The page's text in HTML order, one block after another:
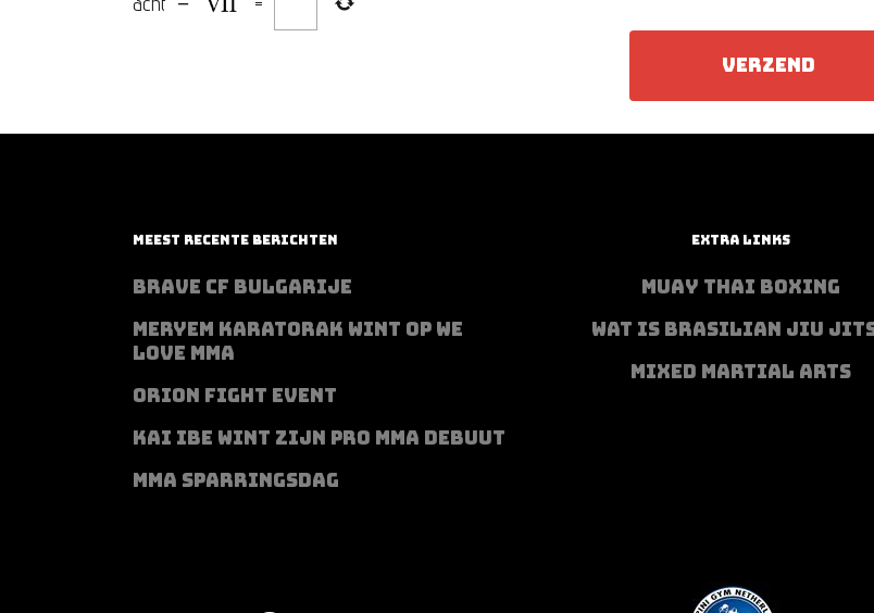
MEEST RECENTE BERICHTEN
BRAVE CF BULGARIJE
MERYEM KARATORAK WINT OP WE
LOVE MMA
ORION FIGHT EVENT
KAI IBE WINT ZIJN PRO MMA DEBUUT
MMA SPARRINGSDAG
EXTRA LINKS
MUAY THAI BOXING
WAT IS BRASILIAN JIU
MIXED MARTIAL ARTS